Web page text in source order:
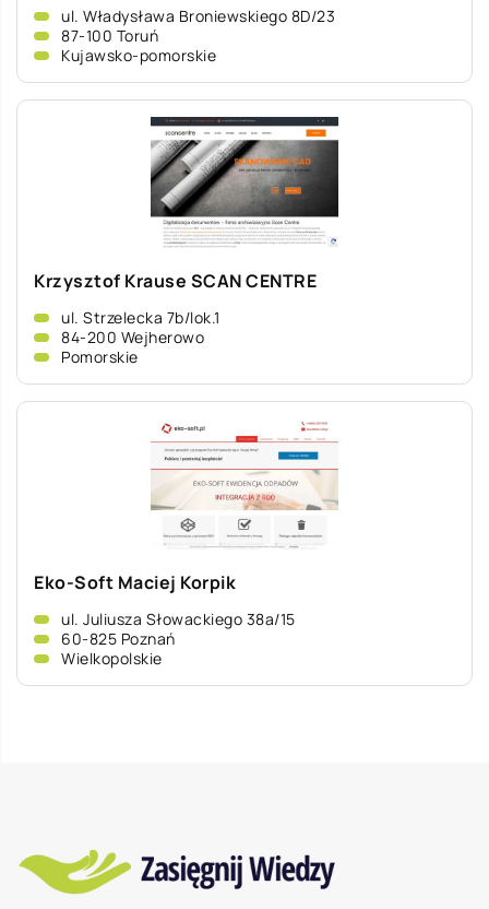
ul. Władysława Broniewskiego 8D/23
87-100 Toruń
Kujawsko-pomorskie
Krzysztof Krause SCAN CENTRE
ul. Strzelecka 7b/lok.1
84-200 Wejherowo
Pomorskie
Eko-Soft Maciej Korpik
ul. Juliusza Słowackiego 38a/15
60-825 Poznań
Wielkopolskie